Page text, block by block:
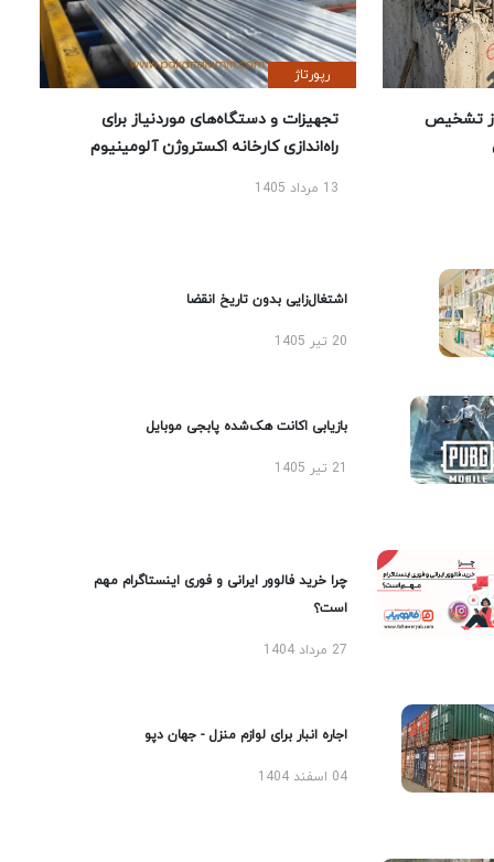
تشخیص
رپورتاژ
تجهیزات و دستگاه‌های موردنیاز برای
راه‌اندازی کارخانه اکستروژن آلومینیوم
13 مرداد 1405
اشتغال‌زایی بدون تاریخ انقضا
20 تیر 1405
بازیابی اکانت هک‌شده پابجی موبایل
چرا خرید فالوور ایرانی و فوری اینستاگرام مهم
است؟
27 مرداد 1404
اجاره انبار برای لوازم منزل - جهان دپو
04 اسفند 1404